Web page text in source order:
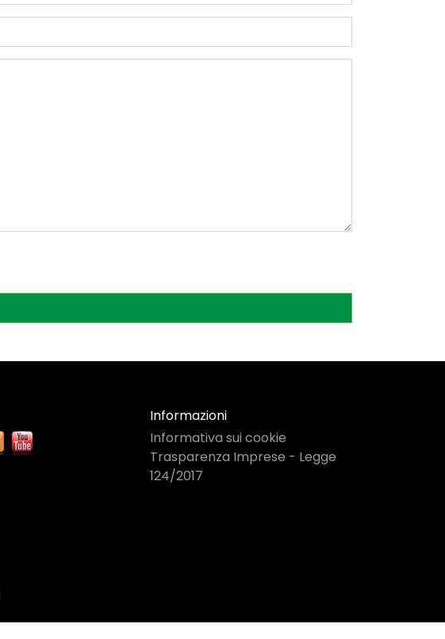
Informazioni
Informativa sui cookie
Trasparenza Imprese - Legge
124/2017